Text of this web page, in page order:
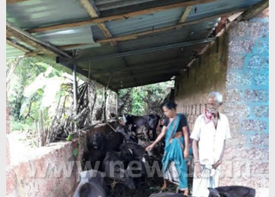
Us
Advertise
With
s
Contact